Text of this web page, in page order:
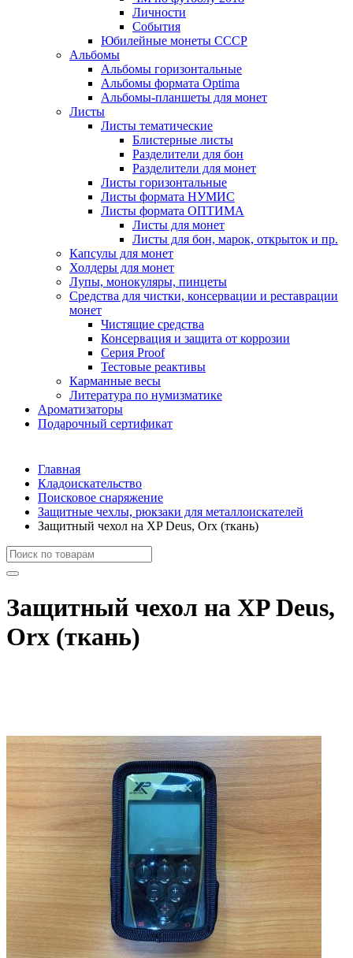
Личности
События
Юбилейные монеты СССР
Альбомы
Альбомы горизонтальные
Альбомы формата Optima
Альбомы-планшеты для монет
Листы
Листы тематические
Блистерные листы
Разделители для бон
Разделители для монет
Листы горизонтальные
Листы формата НУМИС
Листы формата ОПТИМА
Листы для монет
Листы для бон, марок, открыток и пр.
Капсулы для монет
Холдеры для монет
Лупы, монокуляры, пинцеты
Средства для чистки, консервации и реставрации
монет
Чистящие средства
Консервация и защита от коррозии
Серия Proof
Тестовые реактивы
Карманные весы
Литература по нумизматике
Ароматизаторы
Подарочный сертификат
Главная
Кладоискательство
Поисковое снаряжение
Защитные чехлы, рюкзаки для металлоискателей
Защитный чехол на XP Deus, Orx (ткань)
Защитный чехол на XP Deus,
Orx (ткань)